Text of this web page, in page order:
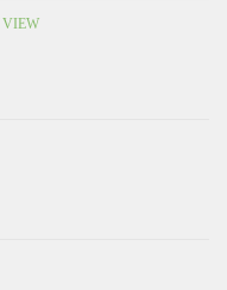
VIEW